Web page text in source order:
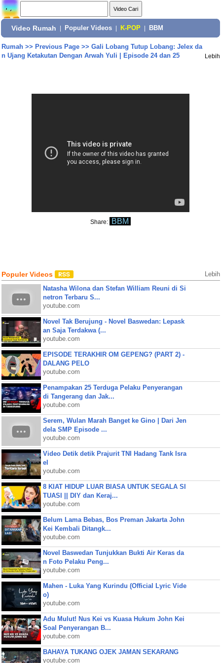
Video Rumah Populer Videos K-POP BBM
Rumah>> Previous Page>> Gali Lobang Tutup Lobang: Jelex da
n Ujang Ketakutan Dengan Arwah Yuli | Episode 24 dan 25
Lebih
Share: BBM
Populer Videos Lebih
Natasha Wilona dan Stefan William Reuni di Si
netron Terbaru S...
youtube.com
Novel Tak Berujung - Novel Baswedan: Lepask
an Saja Terdakwa (...
youtube.com
EPISODE TERAKHIR OM GEPENG? (PART 2) -
DALANG PELO
youtube.com
Penampakan 25 Terduga Pelaku Penyerangan
di Tangerang dan Jak...
youtube.com
Serem, Wulan Marah Banget ke Gino | Dari Jen
dela SMP Episode ...
youtube.com
Video Detik detik Prajurit TNI Hadang Tank Isra
el
youtube.com
8 KIAT HIDUP LUAR BIASA UNTUK SEGALA SI
TUASI || DIY dan Keraj...
youtube.com
Belum Lama Bebas, Bos Preman Jakarta John
Kei Kembali Ditangk...
youtube.com
Novel Baswedan Tunjukkan Bukti Air Keras da
n Foto Pelaku Peng...
youtube.com
Mahen - Luka Yang Kurindu (Official Lyric Vide
o)
youtube.com
Adu Mulut! Nus Kei vs Kuasa Hukum John Kei
Soal Penyerangan B...
youtube.com
BAHAYA TUKANG OJEK JAMAN SEKARANG
youtube.com